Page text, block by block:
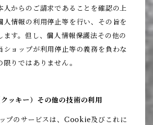
人からのご請求であることを確認の上
人情報の利用停止等を行い、その旨を
ます。但し、個人情報保護法その他の
ショップが利用停止等の義務を負わな
りではありません。
ッキー）その他の技術の利用
ップのサービスは、Cookie及びこれに